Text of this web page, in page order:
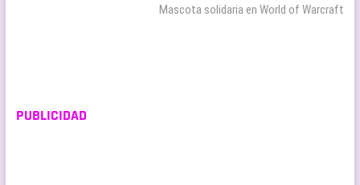
siguiente:
Mascota solidaria en World of Warcraft
PUBLICIDAD